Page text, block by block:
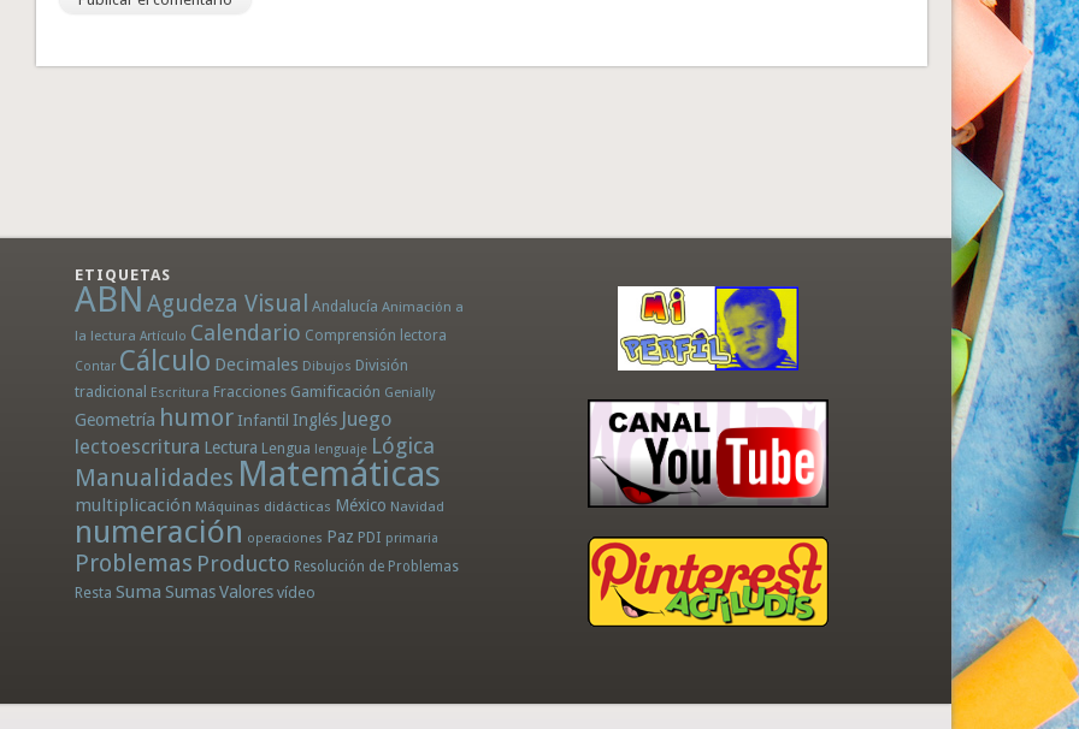
ETIQUETAS
ABN Agudeza Visual Andalucía Animación a
la lectura Artículo Calendario Comprensión lectora
Contar Cálculo Decimales Dibujos División
tradicional Escritura Fracciones Gamificación Genially
Geometría humor Infantil Inglés Juego
lectoescritura Lectura Lengua lenguaje Lógica
Manualidades Matemáticas
multiplicación Máquinas didácticas México Navidad
numeración operaciones Paz PDI primaria
Problemas Producto Resolución de Problemas
Resta Suma SumasValores vídeo